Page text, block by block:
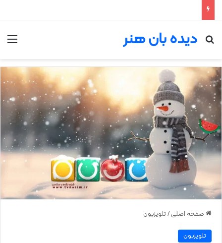
دیده بان هنر
جستجو برای
صفحه اصلی / تلویزیون
تلویزیون